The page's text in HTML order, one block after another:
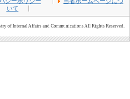
いて
of Internal Affairs and Communications All Rights Reserved.